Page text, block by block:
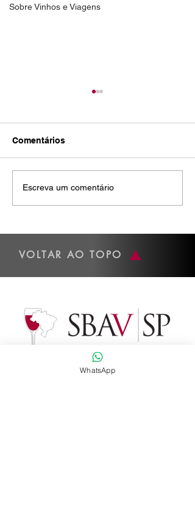
Sobre Vinhos e Viagens
Rita de Cássia Ferreira -
Comentários
Escreva um comentário
VOLTAR AO TOPO
WhatsApp